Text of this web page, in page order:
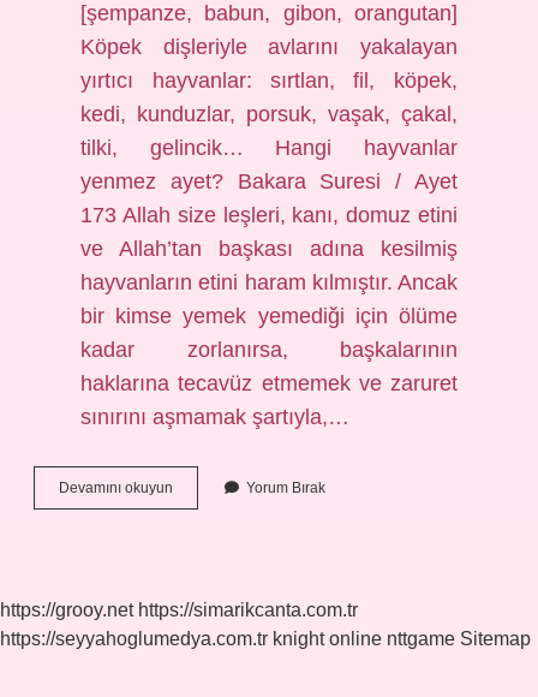
[şempanze, babun, gibon, orangutan]
Köpek dişleriyle avlarını yakalayan
yırtıcı hayvanlar: sırtlan, fil, köpek,
kedi, kunduzlar, porsuk, vaşak, çakal,
tilki, gelincik… Hangi hayvanlar
yenmez ayet? Bakara Suresi / Ayet
173 Allah size leşleri, kanı, domuz etini
ve Allah’tan başkası adına kesilmiş
hayvanların etini haram kılmıştır. Ancak
bir kimse yemek yemediği için ölüme
kadar zorlanırsa, başkalarının
haklarına tecavüz etmemek ve zaruret
sınırını aşmamak şartıyla,…
Devamını okuyun Kuranda
Hangi
Yorum Bırak
https://grooy.net https://simarikcanta.com.tr
https://seyyahoglumedya.com.tr knight online nttgame Sitemap